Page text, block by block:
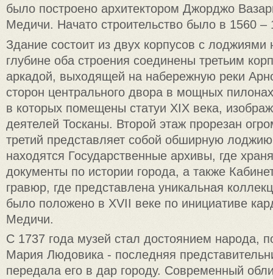
было построено архитектором Джорджо
Медичи. Начато строительство было в 1560 –
Здание состоит из двух корпусов с
глубине оба строения соединены третьим
аркадой, выходящей на набережную реки
сторон центрального двора в мощных
в которых помещены статуи XIX века,
деятелей Тосканы. Второй этаж прорезан
третий представляет собой обширную
находятся Государственные архивы, где
документы по истории города, а также
гравюр, где представлена уникальная
было положено в XVII веке по инициативе
Медичи.
С 1737 года музей стал достоянием народа,
Мария Людовика - последняя
передала его в дар городу. Современный